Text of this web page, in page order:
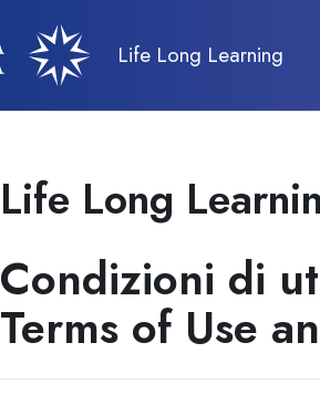
Life Long Learning
Life Long
Condizioni di
Terms of Use